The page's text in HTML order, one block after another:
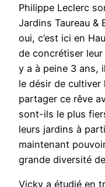
Philippe Leclerc
Jardins Taureau &
oui, c’est ici en
de concrétiser
y a à peine 3 ans,
le désir de
partager ce rêve
sont-ils le plus
leurs jardins à
maintenant
grande diversité
Vicky a étudié en